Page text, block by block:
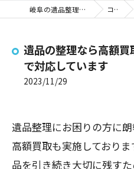
岐阜の遺品整理ならトライハート コラム
遺品の整理なら高額
で対応しています
2023/11/29
遺品整理にお困りの方に
高額買取も実施しており
品を引き続き大切に残す